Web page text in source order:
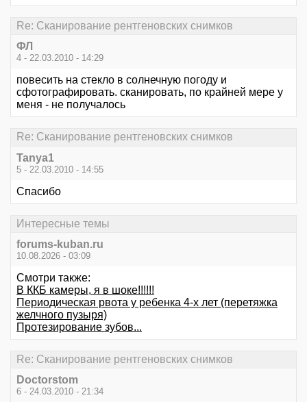
Re: Сканирование рентгеновских снимков
ФЛ
4 - 22.03.2010 - 14:29
повесить на стекло в солнечную погоду и
сфотографировать. сканировать, по крайней мере у
меня - не получалось
Re: Сканирование рентгеновских снимков
Tanya1
5 - 22.03.2010 - 14:55
Спасибо
Интересные темы
forums-kuban.ru
10.08.2026 - 03:09
Смотри также:
В ККБ камеры, я в шоке!!!!!!
Периодическая рвота у ребенка 4-х лет (перетяжка
желчного пузыря)
Протезирование зубов...
Re: Сканирование рентгеновских снимков
Doctorstom
6 - 24.03.2010 - 21:34